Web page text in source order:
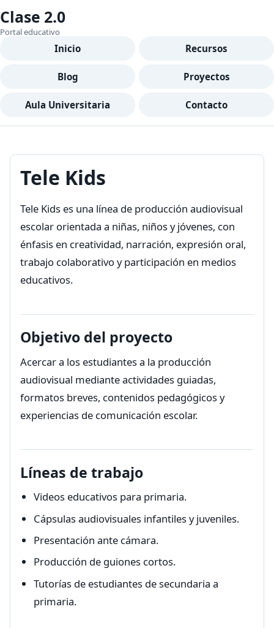
Clase 2.0
Portal educativo
Inicio Recursos
Blog Proyectos
Aula Universitaria Contacto
Tele Kids
Tele Kids es una línea de producción audiovisual
escolar orientada a niñas, niños y jóvenes, con
énfasis en creatividad, narración, expresión oral,
trabajo colaborativo y participación en medios
educativos.
Objetivo del proyecto
Acercar a los estudiantes a la producción
audiovisual mediante actividades guiadas,
formatos breves, contenidos pedagógicos y
experiencias de comunicación escolar.
Líneas de trabajo
Videos educativos para primaria.
Cápsulas audiovisuales infantiles y juveniles.
Presentación ante cámara.
Producción de guiones cortos.
Tutorías de estudiantes de secundaria a
primaria.